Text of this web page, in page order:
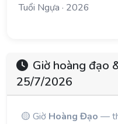
Tuổi Ngựa · 2026
Giờ hoàng đạo
25/7/2026
🟡 Giờ Hoàng Đạo —